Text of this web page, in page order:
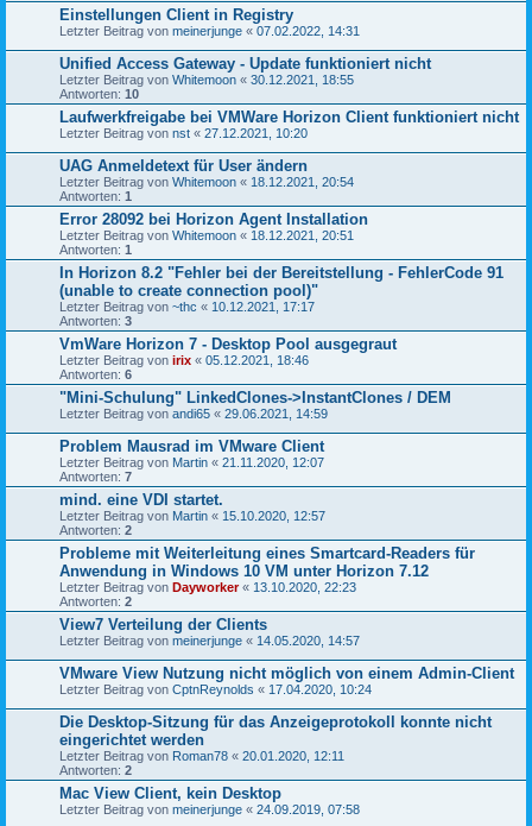
Einstellungen Client in Registry
Letzter Beitrag von meinerjunge « 07.02.2022, 14:31
Unified Access Gateway - Update funktioniert nicht
Letzter Beitrag von Whitemoon « 30.12.2021, 18:55
Antworten: 10
Laufwerkfreigabe bei VMWare Horizon Client funktioniert nicht
Letzter Beitrag von nst « 27.12.2021, 10:20
UAG Anmeldetext für User ändern
Letzter Beitrag von Whitemoon « 18.12.2021, 20:54
Antworten: 1
Error 28092 bei Horizon Agent Installation
Letzter Beitrag von Whitemoon « 18.12.2021, 20:51
Antworten: 1
In Horizon 8.2 "Fehler bei der Bereitstellung - FehlerCode 91
(unable to create connection pool)"
Letzter Beitrag von ~thc « 10.12.2021, 17:17
Antworten: 3
VmWare Horizon 7 - Desktop Pool ausgegraut
Letzter Beitrag von irix « 05.12.2021, 18:46
Antworten: 6
"Mini-Schulung" LinkedClones->InstantClones / DEM
Letzter Beitrag von andi65 « 29.06.2021, 14:59
Problem Mausrad im VMware Client
Letzter Beitrag von Martin « 21.11.2020, 12:07
Antworten: 7
mind. eine VDI startet.
Letzter Beitrag von Martin « 15.10.2020, 12:57
Antworten: 2
Probleme mit Weiterleitung eines Smartcard-Readers für
Anwendung in Windows 10 VM unter Horizon 7.12
Letzter Beitrag von Dayworker« 13.10.2020, 22:23
Antworten: 2
View7 Verteilung der Clients
Letzter Beitrag von meinerjunge « 14.05.2020, 14:57
VMware View Nutzung nicht möglich von einem Admin-Client
Letzter Beitrag von CptnReynolds « 17.04.2020, 10:24
Die Desktop-Sitzung für das Anzeigeprotokoll konnte nicht
eingerichtet werden
Letzter Beitrag von Roman78 « 20.01.2020, 12:11
Antworten: 2
Mac View Client, kein Desktop
Letzter Beitrag von meinerjunge « 24.09.2019, 07:58